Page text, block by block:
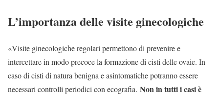
L’importanza delle visite ginecologiche
«Visite ginecologiche regolari permettono di prevenire e
intercettare in modo precoce la formazione di cisti delle ovaie. In
caso di cisti di natura benigna e asintomatiche potranno essere
necessari controlli periodici con ecografia. Non in tutti i casi è